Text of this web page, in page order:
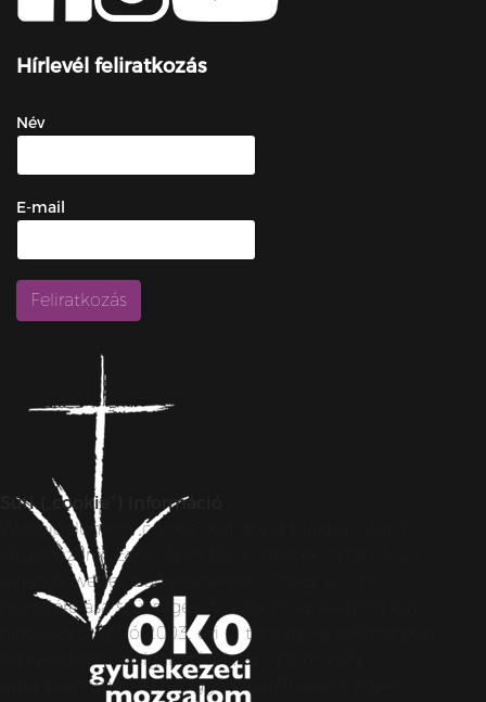
Hírlevél feliratkozás
Név
E-mail
Süti („cookie”) Információ
Weboldalunkon „cookie”-kat (továbbiakban „süti”)
alkalmazunk. Ezek olyan fájlok, melyek információt
tárolnak webes böngészőjében. Ehhez az Ön
hozzájárulása szükséges. A „sütiket” az elektronikus
hírközlésről szóló 2003. évi C. törvény, az elektronikus
kereskedelmi szolgáltatások, az információs
társadalommal összefüggő szolgáltatások egyes